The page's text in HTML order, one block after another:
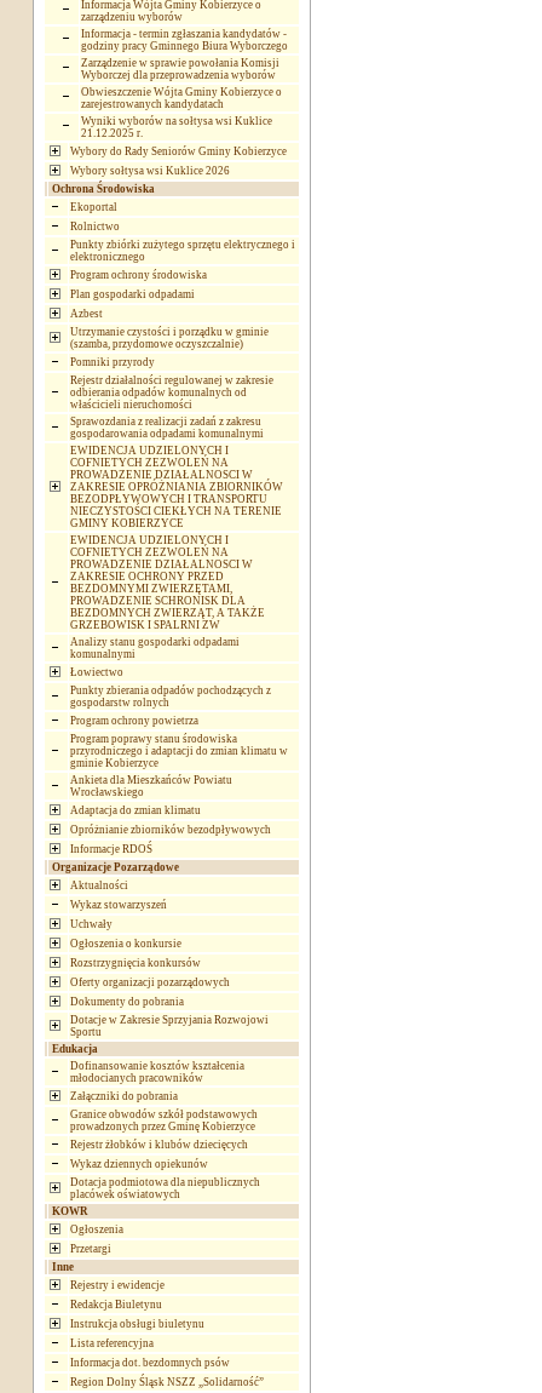
Informacja Wójta Gminy Kobierzyce o
zarządzeniu wyborów
Informacja - termin zgłaszania kandydatów -
godziny pracy Gminnego Biura Wyborczego
Zarządzenie w sprawie powołania Komisji
Wyborczej dla przeprowadzenia wyborów
Obwieszczenie Wójta Gminy Kobierzyce o
zarejestrowanych kandydatach
Wyniki wyborów na sołtysa wsi Kuklice
21.12.2025 r.
Wybory do Rady Seniorów Gminy Kobierzyce
Wybory sołtysa wsi Kuklice 2026
Ochrona Środowiska
Ekoportal
Rolnictwo
Punkty zbiórki zużytego sprzętu elektrycznego i
elektronicznego
Program ochrony środowiska
Plan gospodarki odpadami
Azbest
Utrzymanie czystości i porządku w gminie
(szamba, przydomowe oczyszczalnie)
Pomniki przyrody
Rejestr działalności regulowanej w zakresie
odbierania odpadów komunalnych od
właścicieli nieruchomości
Sprawozdania z realizacji zadań z zakresu
gospodarowania odpadami komunalnymi
EWIDENCJA UDZIELONYCH I
COFNIETYCH ZEZWOLEŃ NA
PROWADZENIE DZIAŁALNOSCI W
ZAKRESIE OPRÓŻNIANIA ZBIORNIKÓW
BEZODPŁYWOWYCH I TRANSPORTU
NIECZYSTOŚCI CIEKŁYCH NA TERENIE
GMINY KOBIERZYCE
EWIDENCJA UDZIELONYCH I
COFNIETYCH ZEZWOLEŃ NA
PROWADZENIE DZIAŁALNOSCI W
ZAKRESIE OCHRONY PRZED
BEZDOMNYMI ZWIERZĘTAMI,
PROWADZENIE SCHRONISK DLA
BEZDOMNYCH ZWIERZĄT, A TAKŻE
GRZEBOWISK I SPALRNI ZW
Analizy stanu gospodarki odpadami
komunalnymi
Łowiectwo
Punkty zbierania odpadów pochodzących z
gospodarstw rolnych
Program ochrony powietrza
Program poprawy stanu środowiska
przyrodniczego i adaptacji do zmian klimatu w
gminie Kobierzyce
Ankieta dla Mieszkańców Powiatu
Wrocławskiego
Adaptacja do zmian klimatu
Opróżnianie zbiorników bezodpływowych
Informacje RDOŚ
Organizacje Pozarządowe
Aktualności
Wykaz stowarzyszeń
Uchwały
Ogłoszenia o konkursie
Rozstrzygnięcia konkursów
Oferty organizacji pozarządowych
Dokumenty do pobrania
Dotacje w Zakresie Sprzyjania Rozwojowi
Sportu
Edukacja
Dofinansowanie kosztów kształcenia
młodocianych pracowników
Załączniki do pobrania
Granice obwodów szkół podstawowych
prowadzonych przez Gminę Kobierzyce
Rejestr żłobków i klubów dziecięcych
Wykaz dziennych opiekunów
Dotacja podmiotowa dla niepublicznych
placówek oświatowych
KOWR
Ogłoszenia
Przetargi
Inne
Rejestry i ewidencje
Redakcja Biuletynu
Instrukcja obsługi biuletynu
Lista referencyjna
Informacja dot. bezdomnych psów
Region Dolny Śląsk NSZZ „Solidarność”